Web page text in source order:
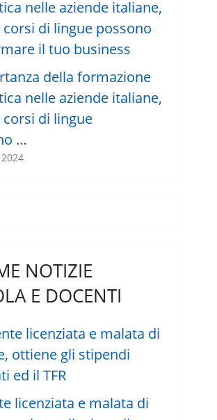
della formazione
nelle aziende italiane,
di lingue
…
NOTIZIE
E DOCENTI
licenziata e malata di